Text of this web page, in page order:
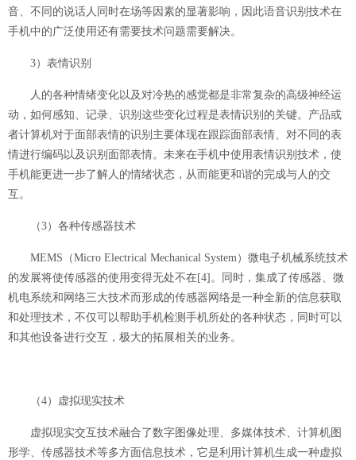
音、不同的说话人同时在场等因素的显著影响，因此语音识别技术在
手机中的广泛使用还有需要技术问题需要解决。
3）表情识别
人的各种情绪变化以及对冷热的感觉都是非常复杂的高级神经运
动，如何感知、记录、识别这些变化过程是表情识别的关键。产品或
者计算机对于面部表情的识别主要体现在跟踪面部表情、对不同的表
情进行编码以及识别面部表情。未来在手机中使用表情识别技术，使
手机能更进一步了解人的情绪状态，从而能更和谐的完成与人的交
互。
（3）各种传感器技术
MEMS（Micro Electrical Mechanical System）微电子机械系统技术
的发展将使传感器的使用变得无处不在[4]。
同时，集成了传感器、微
机电系统和网络三大技术而形成的传感器网络是一种全新的信息获取
和处理技术，不仅可以帮助手机检测手机所处的各种状态，同时可以
和其他设备进行交互，极大的拓展相关的业务。
（4）虚拟现实技术
虚拟现实交互技术融合了数字图像处理、多媒体技术、计算机图
形学、传感器技术等多方面信息技术，它是利用计算机生成一种虚拟